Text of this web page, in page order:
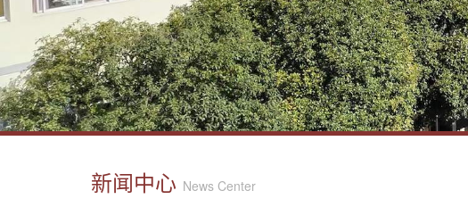
新闻中心 News Center